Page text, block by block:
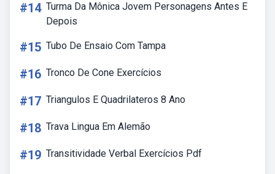
#14 Turma Da Mônica Jovem Personagens Antes E
Depois
#15 Tubo De Ensaio Com Tampa
#16 Tronco De Cone Exercícios
#17 Triangulos E Quadrilateros 8 Ano
#18 Trava Lingua Em Alemão
#19 Transitividade Verbal Exercícios Pdf